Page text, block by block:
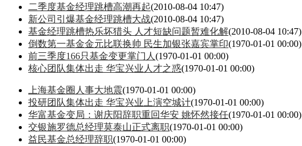
二季度基金经理跳槽高潮再起(2010-08-04 10:47)
新公司引爆基金经理跳槽大战(2010-08-04 10:47)
基金经理跳槽热乐坏猎头 人才短缺问题暂难化解(2010-08-04 10:47)
倒数第一基金金元比联换帅 民生加银张嘉宾掌印(1970-01-01 00:00)
前三季度166只基金变更掌门人 (1970-01-01 00:00)
核心团队集体出走 华宝兴业人才之惑(1970-01-01 00:00)
上海基金圈人事大地震(1970-01-01 00:00)
投研团队集体出走 华宝兴业上演空城计(1970-01-01 00:00)
华富基金变局：谢庆阳辞职重回华安 姚怀然接任(1970-01-01 00:00)
交银施罗德总经理莫泰山正式离职(1970-01-01 00:00)
益民基金总经理辞职(1970-01-01 00:00)